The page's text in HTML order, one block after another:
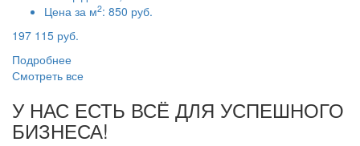
Цена за м2: 850 руб.
197 115 руб.
Подробнее
Смотреть все
У НАС ЕСТЬ ВСЁ ДЛЯ УСПЕШНОГО
БИЗНЕСА!